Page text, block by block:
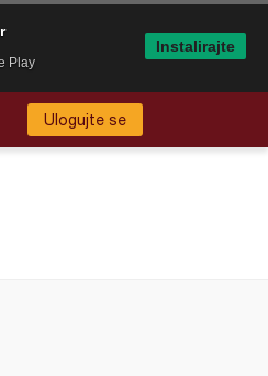
Ulogujte se
Play
Instalirajte